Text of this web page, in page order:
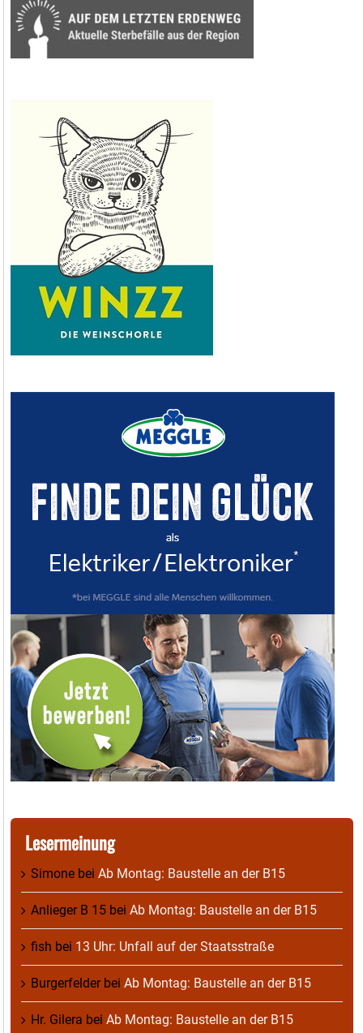
Lesermeinung
Simone bei Ab Montag: Baustelle an der B15
Anlieger B 15 bei Ab Montag: Baustelle an der B15
fish bei 13 Uhr: Unfall auf der Staatsstraße
Burgerfelderbei Ab Montag: Baustelle an der B15
Hr. Gilera bei Ab Montag: Baustelle an der B15